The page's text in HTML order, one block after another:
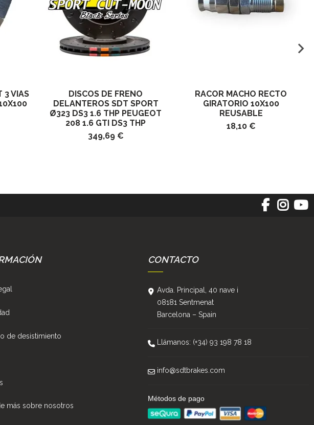
3 VIAS
DISCOS DE FRENO
DELANTEROS SDT SPORT
Ø323 DS3 1.6 THP PEUGEOT
208 1.6 GTI DS3 THP
349,69 €
RACOR MACHO RECTO
GIRATORIO 10X100
REUSABLE
18,10 €
de desistimiento
más sobre nosotros
CONTACTO
Avda. Principal, 40 nave i
08181 Sentmenat
Barcelona – Spain
Llámanos: (+34) 93 198 78 18
info@sdtbrakes.com
Métodos de pago